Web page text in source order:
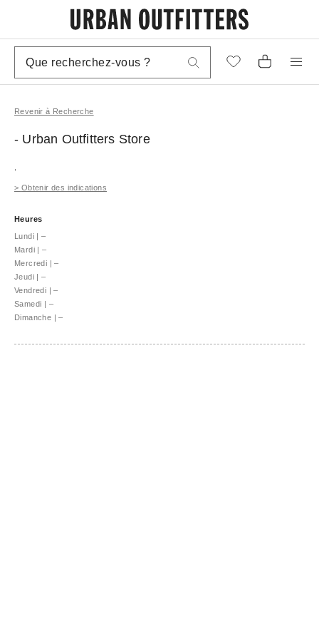
Revenir à Recherche
- Urban Outfitters Store
> Obtenir des indications
Heures
Lundi | –
Mardi | –
Mercredi | –
Jeudi | –
Vendredi | –
Samedi | –
Dimanche | –